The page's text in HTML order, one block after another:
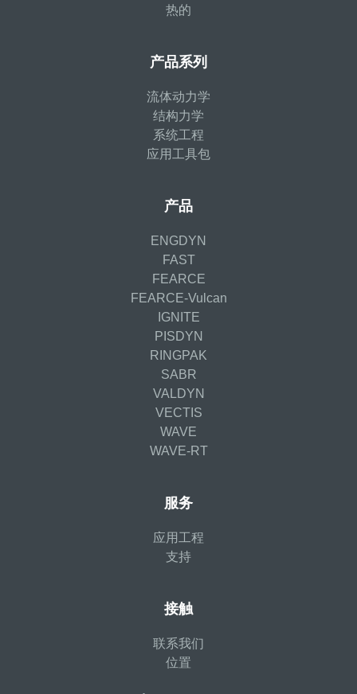
热的
产品系列
流体动力学
结构力学
系统工程
应用工具包
产品
ENGDYN
FAST
FEARCE
FEARCE-Vulcan
IGNITE
PISDYN
RINGPAK
SABR
VALDYN
VECTIS
WAVE
WAVE-RT
服务
应用工程
支持
接触
联系我们
位置